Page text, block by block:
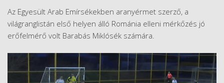
Az Egyesült Arab Emírsékekben aranyérmet szerző, a
világranglistán első helyen álló Románia elleni mérkőzés jó
erőfelmérő volt Barabás Miklósék számára.